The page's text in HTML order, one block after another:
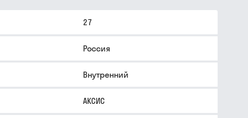
27
Россия
Внутренний
АКСИС